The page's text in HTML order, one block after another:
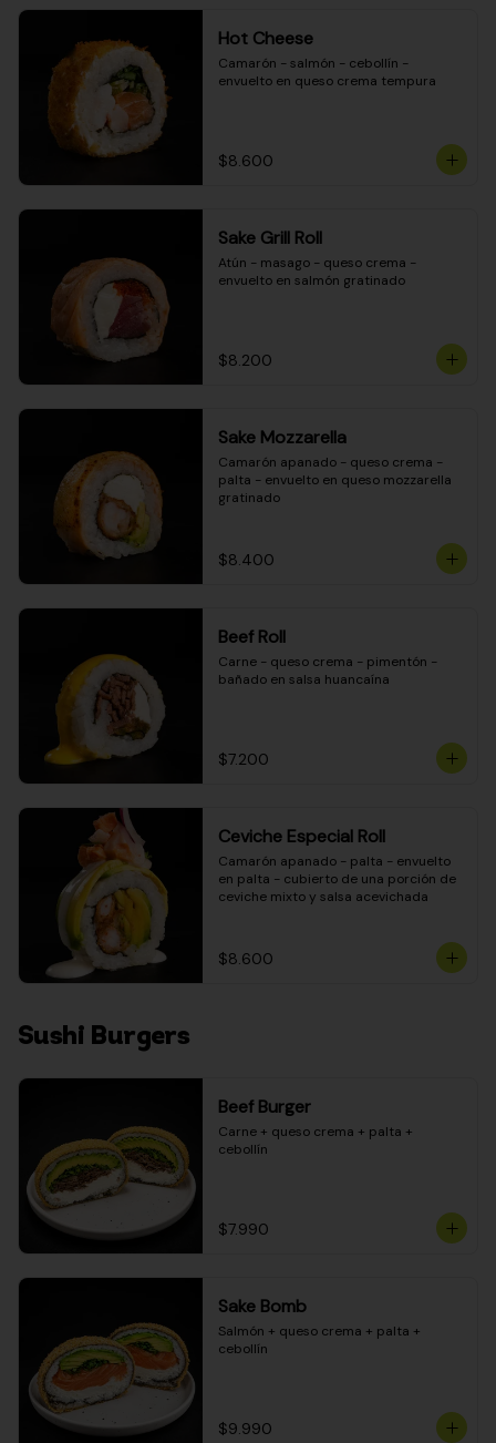
Hot Cheese
Camarón - salmón - cebollín -
envuelto en queso crema tempura
$8.600
Sake Grill Roll
Atún - masago - queso crema -
envuelto en salmón gratinado
$8.200
Sake Mozzarella
Camarón apanado - queso crema -
palta - envuelto en queso mozzarella
gratinado
$8.400
Beef Roll
Carne - queso crema - pimentón -
bañado en salsa huancaína
$7.200
Ceviche Especial Roll
Camarón apanado - palta - envuelto
en palta - cubierto de una porción de
ceviche mixto y salsa acevichada
$8.600
Sushi Burgers
Beef Burger
Carne + queso crema + palta +
cebollín
$7.990
Sake Bomb
Salmón + queso crema + palta +
cebollín
$9.990